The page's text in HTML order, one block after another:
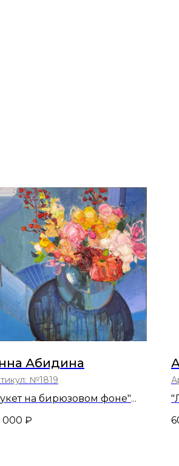
Абидина
№1819
на бирюзовом фоне"
000 ₽